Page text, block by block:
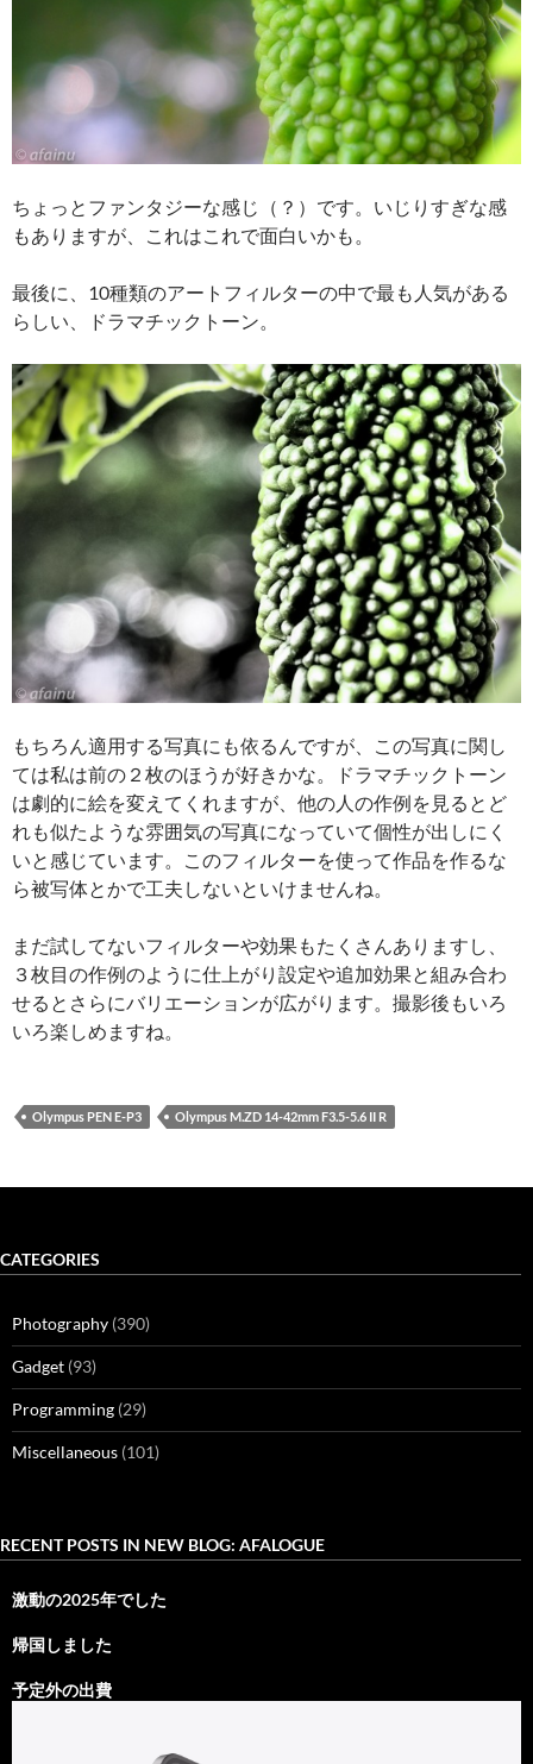
ちょっとファンタジーな感じ（？）です。いじりすぎな感
もありますが、これはこれで面白いかも。
最後に、10種類のアートフィルターの中で最も人気がある
らしい、ドラマチックトーン。
もちろん適用する写真にも依るんですが、この写真に関し
ては私は前の２枚のほうが好きかな。ドラマチックトーン
は劇的に絵を変えてくれますが、他の人の作例を見るとど
れも似たような雰囲気の写真になっていて個性が出しにく
いと感じています。このフィルターを使って作品を作るな
ら被写体とかで工夫しないといけませんね。
まだ試してないフィルターや効果もたくさんありますし、
３枚目の作例のように仕上がり設定や追加効果と組み合わ
せるとさらにバリエーションが広がります。撮影後もいろ
いろ楽しめますね。
Olympus PEN E-P3 Olympus M.ZD 14-42mm F3.5-5.6 II R
CATEGORIES
Photography (390)
Gadget (93)
Programming (29)
Miscellaneous (101)
RECENT POSTS IN NEW BLOG: AFALOGUE
激動の2025年でした
帰国しました
予定外の出費